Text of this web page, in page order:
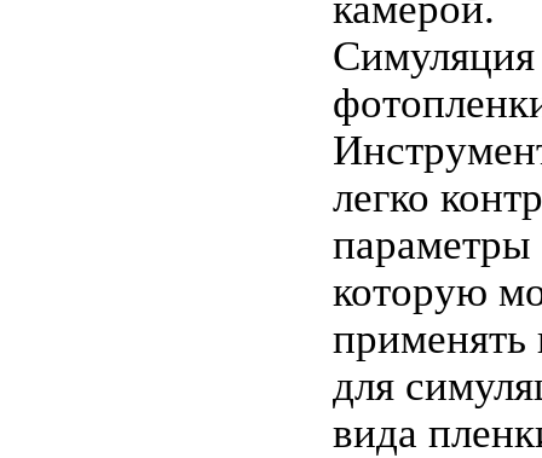
Симуляция
легко
параметры
которую
для
вида